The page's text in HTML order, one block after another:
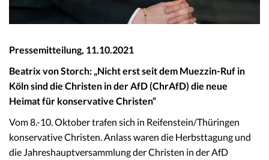
Pressemitteilung, 11.10.2021
Beatrix von Storch: „Nicht erst seit dem Muezzin-Ruf in
Köln sind die Christen in der AfD (ChrAfD) die neue
Heimat für konservative Christen“
Vom 8.-10. Oktober trafen sich in Reifenstein/Thüringen
konservative Christen. Anlass waren die Herbsttagung und
die Jahreshauptversammlung der Christen in der AfD